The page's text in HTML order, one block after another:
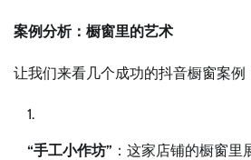
案例分析：橱窗里的艺术
让我们来看几个成功的抖音橱窗案例
“手工小作坊” ：这家店铺的橱窗